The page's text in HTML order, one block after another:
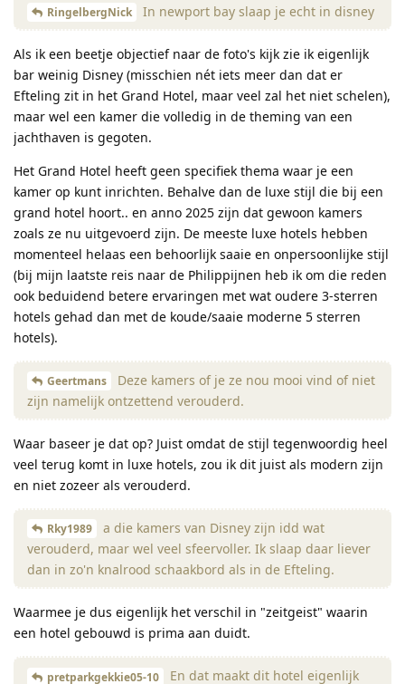
RingelbergNick In newport bay slaap je echt in disney
Als ik een beetje objectief naar de foto's kijk zie ik eigenlijk
bar weinig Disney (misschien nét iets meer dan dat er
Efteling zit in het Grand Hotel, maar veel zal het niet schelen),
maar wel een kamer die volledig in de theming van een
jachthaven is gegoten.
Het Grand Hotel heeft geen specifiek thema waar je een
kamer op kunt inrichten. Behalve dan de luxe stijl die bij een
grand hotel hoort.. en anno 2025 zijn dat gewoon kamers
zoals ze nu uitgevoerd zijn. De meeste luxe hotels hebben
momenteel helaas een behoorlijk saaie en onpersoonlijke stijl
(bij mijn laatste reis naar de Philippijnen heb ik om die reden
ook beduidend betere ervaringen met wat oudere 3-sterren
hotels gehad dan met de koude/saaie moderne 5 sterren
hotels).
Geertmans
Deze kamers of je ze nou mooi vind of niet
zijn namelijk ontzettend verouderd.
Waar baseer je dat op? Juist omdat de stijl tegenwoordig heel
veel terug komt in luxe hotels, zou ik dit juist als modern zijn
en niet zozeer als verouderd.
Rky1989
a die kamers van Disney zijn idd wat
verouderd, maar wel veel sfeervoller. Ik slaap daar liever
dan in zo'n knalrood schaakbord als in de Efteling.
Waarmee je dus eigenlijk het verschil in "zeitgeist" waarin
een hotel gebouwd is prima aan duidt.
pretparkgekkie05-10
En dat maakt dit hotel eigenlijk